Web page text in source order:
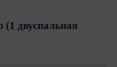
(1 двуспальная